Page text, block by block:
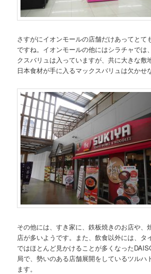
さすがにイオンモールの店舗だけあってとて
ですね。イオンモールの他にはシラチャでは
クスバリュは入っていますが、共に大きな敷
日本食材が手に入るマックスバリュは欠かせ
その他には、すき家に、鉄板焼きのお店や、
店が多いようです。また、飲食以外には、タ
ではほとんど見かけることが多くなった
局で、勢いのある店舗展開をしているツルハ
ます。